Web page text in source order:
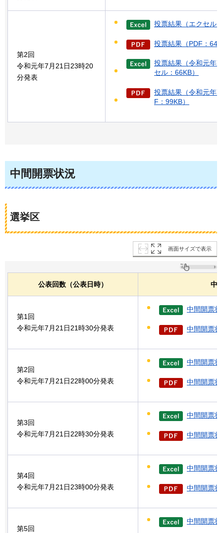
第2回
令和元年7月21日23時20
分発表
投票結果（エクセル
投票結果（PDF：
投票結果（令和元年
セル：66KB）
投票結果（令和元年
F：99KB）
中間開票状況
選挙区
画面サイズで表示
公表回数（公表日時） 中
第1回
令和元年7月21日21時30分発表
中間開票
中間開票
第2回
令和元年7月21日22時00分発表
中間開票
中間開票
第3回
令和元年7月21日22時30分発表
中間開票
中間開票
第4回
令和元年7月21日23時00分発表
中間開票
中間開票
第5回
中間開票